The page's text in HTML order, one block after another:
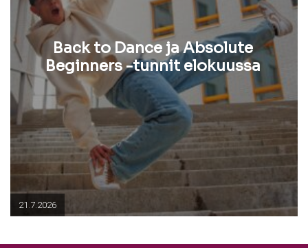
Back to Dance ja Absolute
Beginners -tunnit elokuussa
21.7.2026